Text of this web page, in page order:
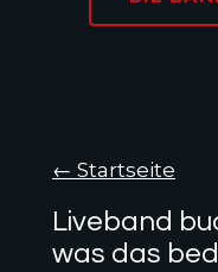
← Startseite
Liveband
was das